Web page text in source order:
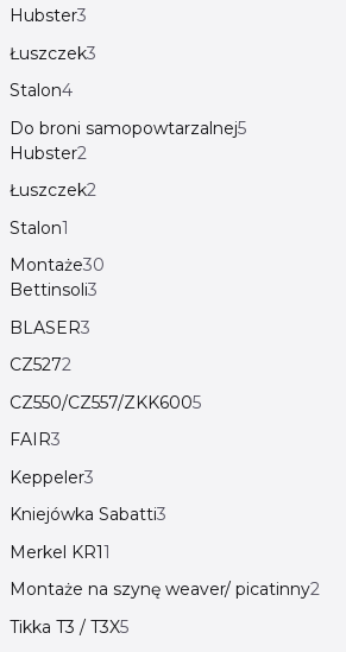
Hubster3
Łuszczek3
Stalon4
Do broni samopowtarzalnej5
Hubster2
Łuszczek2
Stalon1
Montaże30
Bettinsoli3
BLASER3
CZ5272
CZ550/CZ557/ZKK6005
FAIR3
Keppeler3
Kniejówka Sabatti3
Merkel KR11
Montaże na szynę weaver/ picatinny2
Tikka T3 / T3X5